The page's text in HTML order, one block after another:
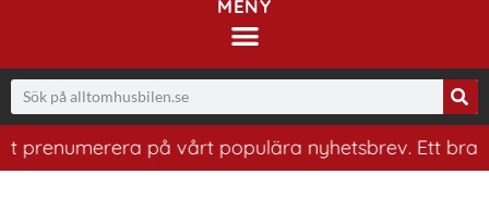
MENY
på vårt populära nyhetsbrev. Ett bra sätt